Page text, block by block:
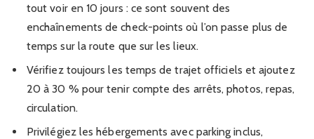
tout voir en 10 jours : ce sont souvent des
enchaînements de check-points où l’on passe plus de
temps sur la route que sur les lieux.
Vérifiez toujours les temps de trajet officiels et ajoutez
20 à 30 % pour tenir compte des arrêts, photos, repas,
circulation.
Privilégiez les hébergements avec parking inclus,